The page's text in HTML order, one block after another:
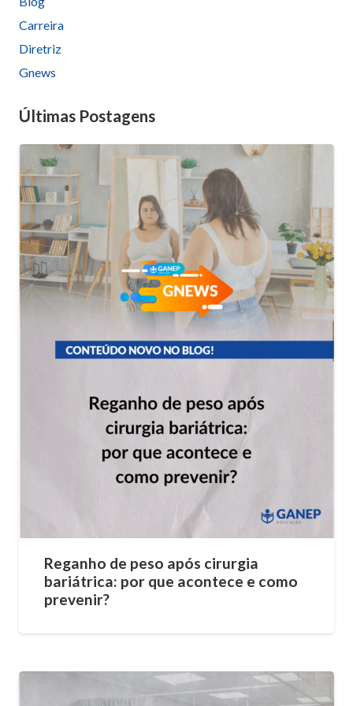
Carreira
Diretriz
Gnews
Últimas Postagens
Reganho de peso após cirurgia
bariátrica: por que acontece e como
prevenir?